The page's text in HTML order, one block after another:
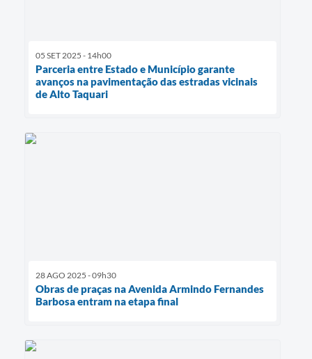
05 SET 2025 - 14h00
Parceria entre Estado e Município garante
avanços na pavimentação das estradas vicinais
de Alto Taquari
28 AGO 2025 - 09h30
Obras de praças na Avenida Armindo Fernandes
Barbosa entram na etapa final